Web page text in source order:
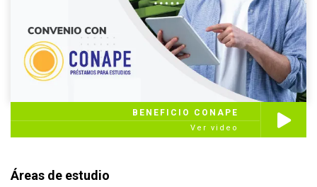
BENEFICIO CONAPE
Ver video
Áreas de estudio